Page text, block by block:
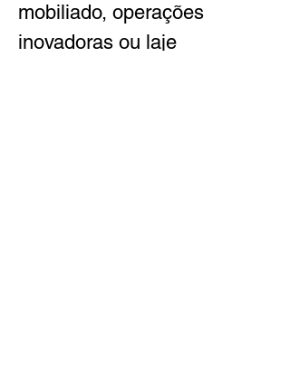
mobiliado, operações
inovadoras ou laje